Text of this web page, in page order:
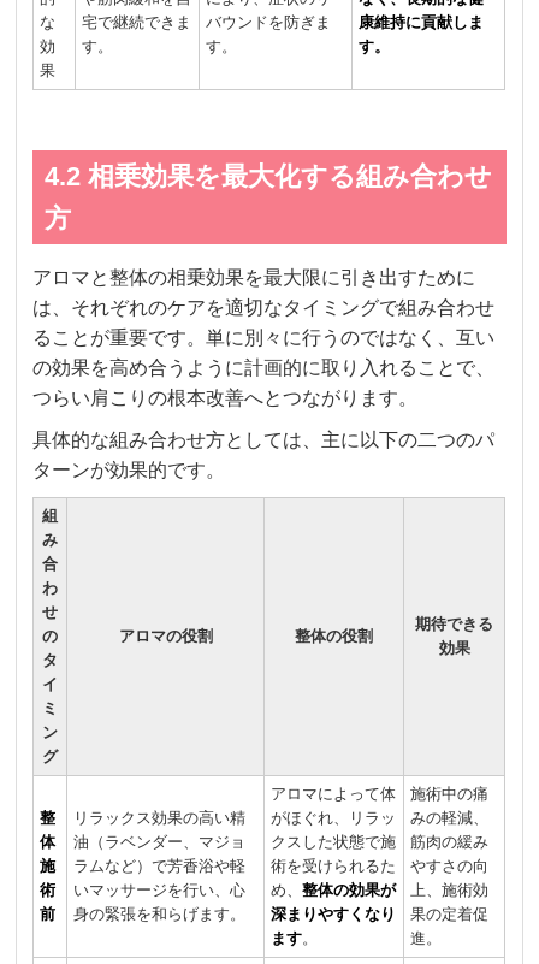
な
効
果
宅で継続できま
す。
バウンドを防ぎま
す。
康維持に貢献しま
す。
4.2 相乗効果を最大化する組み合わせ
方
アロマと整体の相乗効果を最大限に引き出すために
は、それぞれのケアを適切なタイミングで組み合わせ
ることが重要です。単に別々に行うのではなく、互い
の効果を高め合うように計画的に取り入れることで、
つらい肩こりの根本改善へとつながります。
具体的な組み合わせ方としては、主に以下の二つのパ
ターンが効果的です。
組
み
合
わ
せ
の
タ
イ
ミ
ン
グ
アロマの役割 整体の役割
期待できる
効果
整
体
施
術
前
リラックス効果の高い精
油（ラベンダー、マジョ
ラムなど）で芳香浴や軽
いマッサージを行い、心
身の緊張を和らげます。
アロマによって体
がほぐれ、リラッ
クスした状態で施
術を受けられるた
め、整体の効果が
深まりやすくなり
ます。
施術中の痛
みの軽減、
筋肉の緩み
やすさの向
上、施術効
果の定着促
進。